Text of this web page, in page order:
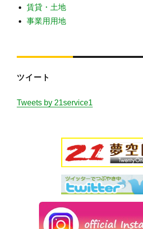
賃貸・土地
事業用用地
ツイート
Tweets by 21service1